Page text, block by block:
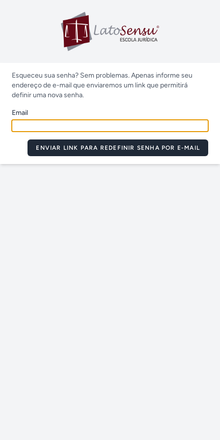
Esqueceu sua senha? Sem problemas. Apenas informe seu
endereço de e-mail que enviaremos um link que permitirá
definir uma nova senha.
Email
ENVIAR LINK PARA REDEFINIR SENHA POR E-MAIL